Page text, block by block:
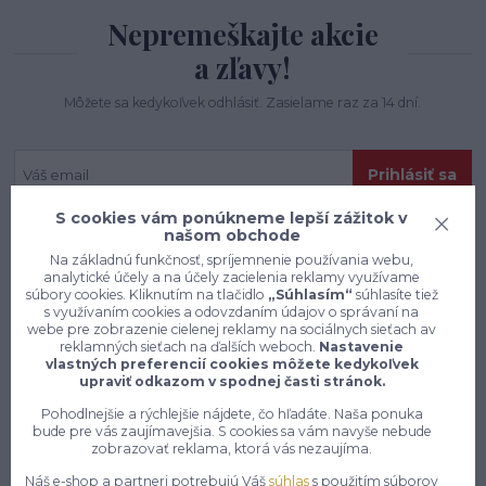
Nepremeškajte akcie
a zľavy!
Môžete sa kedykoľvek odhlásiť. Zasielame raz za 14 dní.
Prihlásiť sa
Súhlasím so spracovaním osobných údajovza účelom zasielania newslettera.
S cookies vám ponúkneme lepší zážitok v
našom obchode
Na základnú funkčnosť, spríjemnenie používania webu,
analytické účely a na účely zacielenia reklamy využívame
súbory cookies. Kliknutím na tlačidlo „Súhlasím“ súhlasíte tiež
s využívaním cookies a odovzdaním údajov o správaní na
webe pre zobrazenie cielenej reklamy na sociálnych sieťach av
reklamných sieťach na ďalších weboch. Nastavenie
vlastných preferencií cookies môžete kedykoľvek
upraviť odkazom v spodnej časti stránok.
Pohodlnejšie a rýchlejšie nájdete, čo hľadáte. Naša ponuka
bude pre vás zaujímavejšia. S cookies sa vám navyše nebude
zobrazovať reklama, ktorá vás nezaujíma.
Náš e-shop a partneri potrebujú Vášsúhlas s použitím súborov